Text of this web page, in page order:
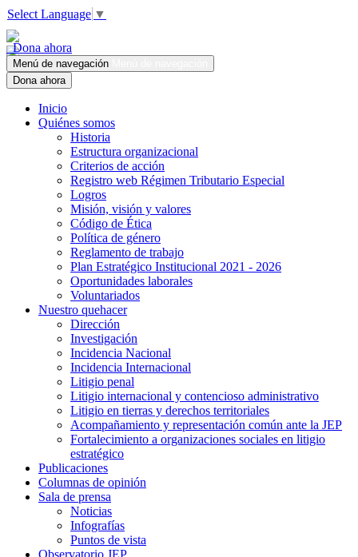
Select Language ▼
Dona ahora
Menú de navegación
Dona ahora
Inicio
Quiénes somos
Historia
Estructura organizacional
Criterios de acción
Registro web Régimen Tributario Especial
Logros
Misión, visión y valores
Código de Ética
Política de género
Reglamento de trabajo
Plan Estratégico Institucional 2021 - 2026
Oportunidades laborales
Voluntariados
Nuestro quehacer
Dirección
Investigación
Incidencia Nacional
Incidencia Internacional
Litigio penal
Litigio internacional y contencioso administrativo
Litigio en tierras y derechos territoriales
Acompañamiento y representación común ante la JEP
Fortalecimiento a organizaciones sociales en litigio
estratégico
Publicaciones
Columnas de opinión
Sala de prensa
Noticias
Infografías
Puntos de vista